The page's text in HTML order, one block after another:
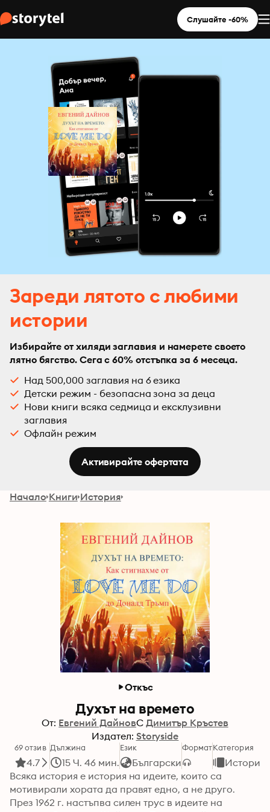
Слушайте -60%
Зареди лятото с любими
истории
Избирайте от хиляди заглавия и намерете своето
лятно бягство. Сега с 60% отстъпка за 6 месеца.
Над 500,000 заглавия на 6 езика
Детски режим - безопасна зона за деца
Нови книги всяка седмица и ексклузивни
заглавия
Офлайн режим
Активирайте офертата
Начало Книги История
Откъс
Духът на времето
От: Евгений ДайновС Димитър Кръстев
Издател: Storyside
69 отзив
4.7
Дължина
15 Ч. 46 мин.
Език
Български
ФорматКатегория
История
Всяка история е история на идеите, които са
мотивирали хората да правят едно, а не друго.
През 1962 г. настъпва силен трус в идеите на